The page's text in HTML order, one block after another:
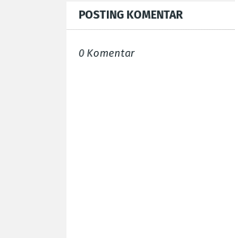
POSTING KOMENTAR
0 Komentar